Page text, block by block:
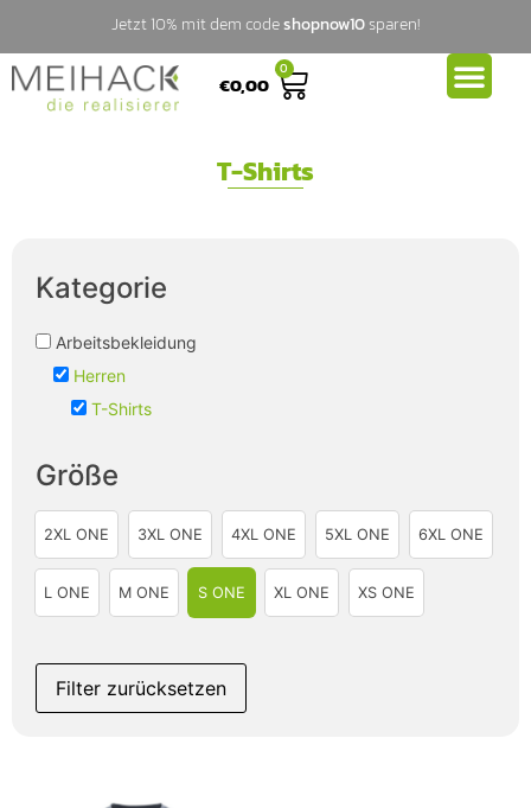
Jetzt 10% mit dem codeshopnow10sparen!
€0,00
0
T-Shirts
Kategorie
Arbeitsbekleidung
Herren
T-Shirts
Größe
2XL ONE 3XL ONE 4XL ONE 5XL ONE 6XL ONE
L ONE M ONE S ONE XL ONE XS ONE
Filter zurücksetzen